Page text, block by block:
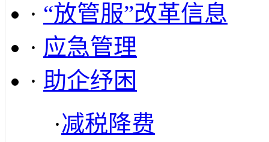
· “放管服”改革信息
· 应急管理
· 助企纾困
·减税降费